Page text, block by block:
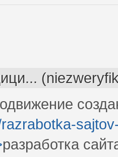
разработка